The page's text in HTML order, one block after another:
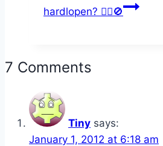
hardlopen? 🏃‍♀️🚫
7 Comments
Tiny says:
January 1, 2012 at 6:18 am